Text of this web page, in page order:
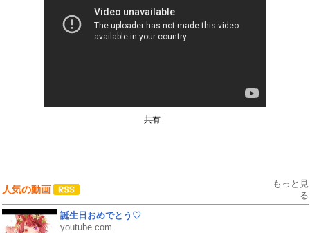
共有:
人気の動画
もっと見
る
誕生日おめでとう♡
youtube.com